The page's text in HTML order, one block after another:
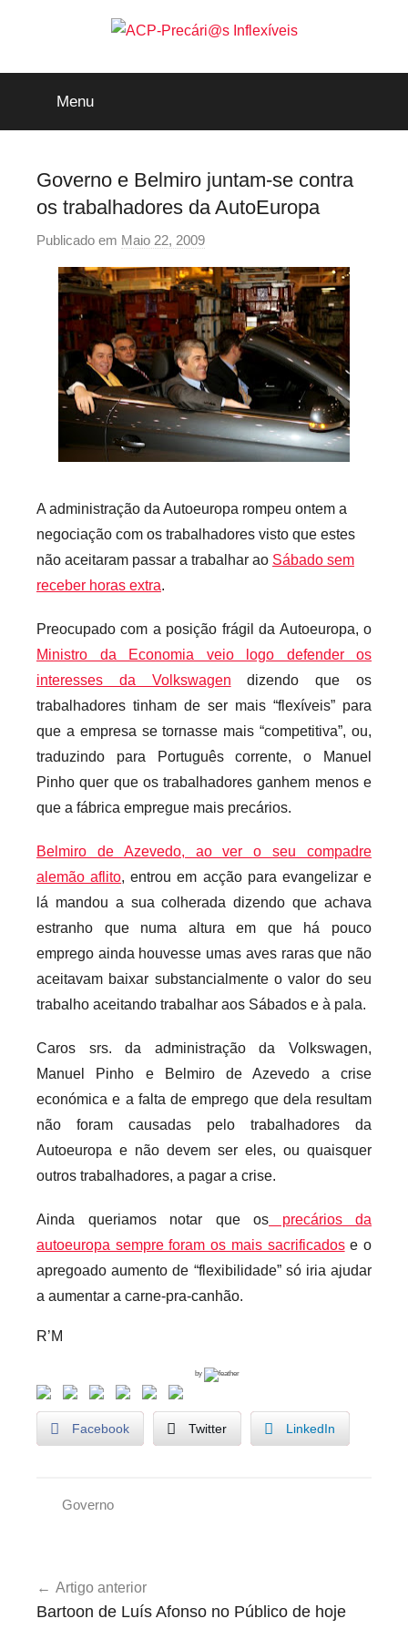
ACP-
Precári@s
Inflexíveis
Menu
Governo e Belmiro juntam-se contra
os trabalhadores da AutoEuropa
Publicado em Maio 22, 2009
o
r
p
r
e
c
a
i
v
e
i
s
A administração da Autoeuropa rompeu ontem a
negociação com os trabalhadores visto que estes
não aceitaram passar a trabalhar ao Sábado sem
receber horas extra.
Preocupado com a posição frágil da Autoeuropa, o
Ministro da Economia veio logo defender os
interesses da Volkswagen dizendo que os
trabalhadores tinham de ser mais “flexíveis” para
que a empresa se tornasse mais “competitiva”, ou,
traduzindo para Português corrente, o Manuel
Pinho quer que os trabalhadores ganhem menos e
que a fábrica empregue mais precários.
Belmiro de Azevedo, ao ver o seu compadre
alemão aflito, entrou em acção para evangelizar e
lá mandou a sua colherada dizendo que achava
estranho que numa altura em que há pouco
emprego ainda houvesse umas aves raras que não
aceitavam baixar substancialmente o valor do seu
trabalho aceitando trabalhar aos Sábados e à pala.
Caros srs. da administração da Volkswagen,
Manuel Pinho e Belmiro de Azevedo a crise
económica e a falta de emprego que dela resultam
não foram causadas pelo trabalhadores da
Autoeuropa e não devem ser eles, ou quaisquer
outros trabalhadores, a pagar a crise.
Ainda queriamos notar que os precários da
autoeuropa sempre foram os mais sacrificadose o
apregoado aumento de “flexibilidade” só iria ajudar
a aumentar a carne-pra-canhão.
R’M
by
Facebook Twitter LinkedIn
Governo
de
Artigo anterior
Bartoon de Luís Afonso no Público de hoje